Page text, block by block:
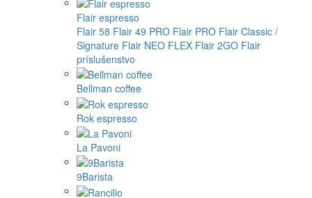
Flair espresso
Flair 58 Flair 49 PRO Flair PRO Flair Classic /
Signature Flair NEO FLEX Flair 2GO Flair
príslušenstvo
Bellman coffee
Rok espresso
La Pavoni
9Barista